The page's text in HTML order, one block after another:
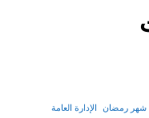
شهر رمضان الإدارة العامة